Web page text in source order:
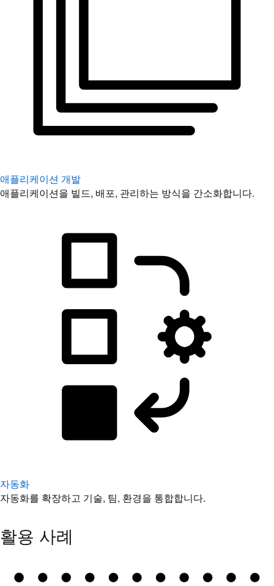
애플리케이션 개발
애플리케이션을 빌드, 배포, 관리하는 방식을 간소화합니다.
자동화
자동화를 확장하고 기술, 팀, 환경을 통합합니다.
활용 사례